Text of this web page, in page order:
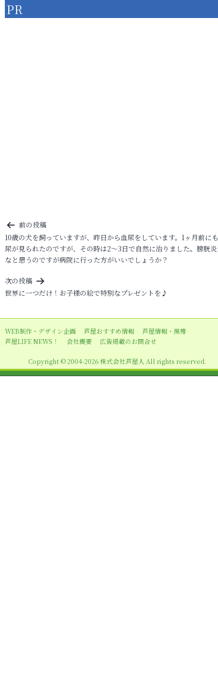
PR
投
稿
ナ
ゲ
ー
シ
ョ
ン
前の投稿
10歳の犬を飼っていますが、昨日から血尿をしています。1ヶ月前に
尿が見られたのですが、その時は2～3日で自然に治りました。膀胱
なと思うのですが病院に行った方がいいでしょうか？
次の投稿
世界に一つだけ！お子様の絵で特別なプレゼントを♪
WEB制作・デザイン企画 芦屋おすすめ情報
芦屋情報・黒帯
芦屋LIFE NEWS！
会社概要 広告掲載のお問合せ
Copyright © 2004-2026 株式会社芦屋人 All rights reserved.